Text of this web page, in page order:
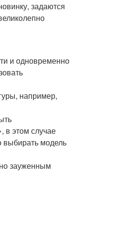
задаются
и одновременно
например,
в этом случае
выбирать модель
зауженным